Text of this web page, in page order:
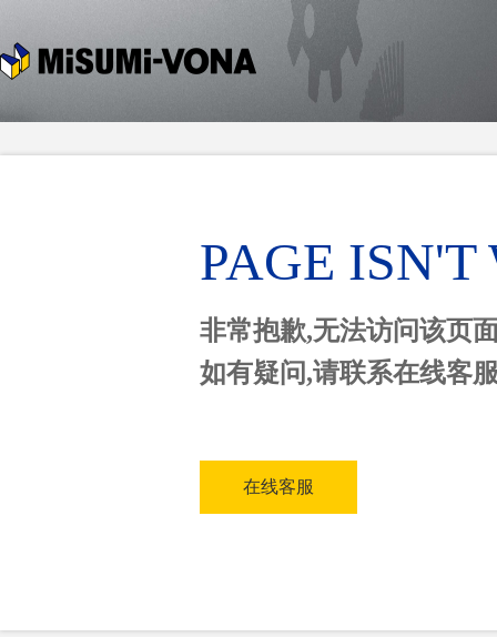
PAGE
非常抱歉,无法访问该页
如有疑问,请联系在线客
在线客服